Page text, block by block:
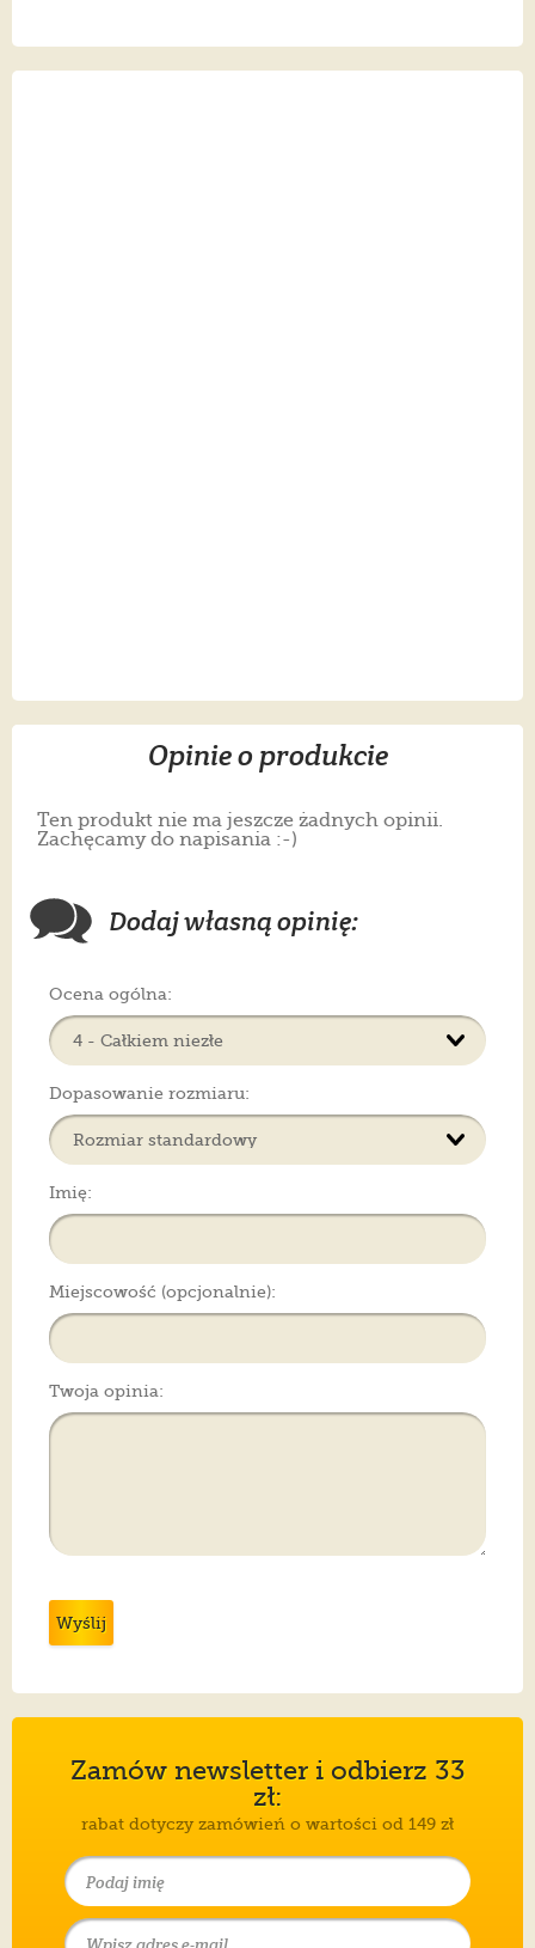
Opinie o produkcie
Ten produkt nie ma jeszcze żadnych opinii.
Zachęcamy do napisania :-)
Dodaj własną opinię:
Ocena ogólna:
Dopasowanie rozmiaru:
Imię:
Miejscowość (opcjonalnie):
Twoja opinia:
Wyślij
Zamów newsletter i odbierz 33
zł:
rabat dotyczy zamówień o wartości od 149 zł